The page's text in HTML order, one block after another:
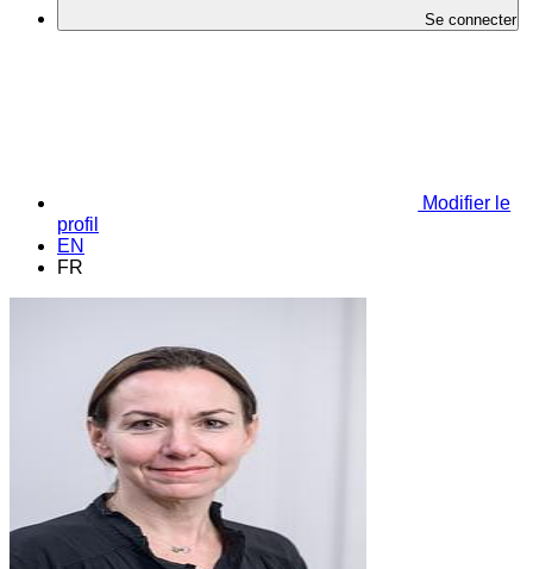
Se connecter
Modifier le
profil
EN
FR